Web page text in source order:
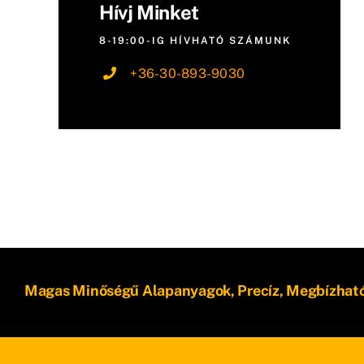
Hívj Minket
8-19:00-IG HÍVHATÓ SZÁMUNK
+36-30-893-9030
Magas Minőségű Alapanyagok, Precíz,